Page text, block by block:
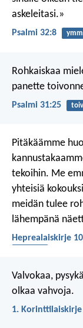
askeleitasi.»
Psalmi 32:8
Rohkaiskaa
panette
Psalmi 31:25
Pitäkäämme
tekoihin. Me
yhteisiä
meidän tulee
lähempänä
Heprealaiskirje
Valvokaa,
olkaa vahvoja.
1. Korinttilaiskirje